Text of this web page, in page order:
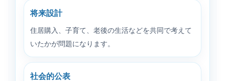
将来設計
住居購入、子育て、老後の生活などを共同で考えて
いたかが問題になります。
社会的公表